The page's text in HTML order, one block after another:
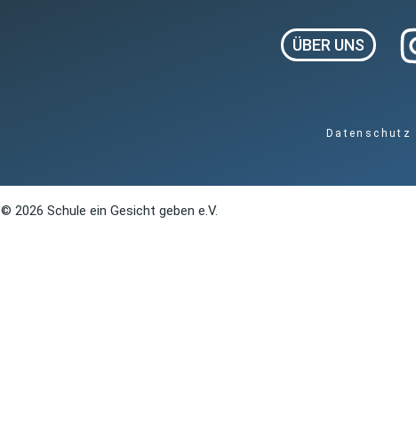
ÜBER UNS
Datenschutz
© 2026 Schule ein Gesicht geben e.V.